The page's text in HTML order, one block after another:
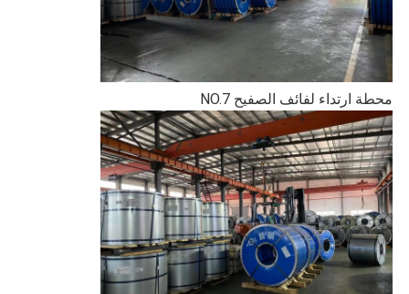
محطة ارتداء لفائف الصفيح NO.7